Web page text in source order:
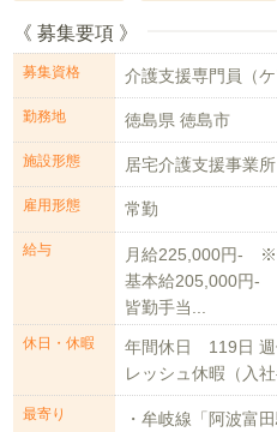
《 募集要項 》
募集資格 介護支援専門員（ケ
勤務地 徳島県 徳島市
施設形態 居宅介護支援事業所
雇用形態 常勤
給与
月給225,000円- ※
基本給205,000円-
皆勤手当...
休日・休暇
年間休日 119日 週
レッシュ休暇（入
最寄り